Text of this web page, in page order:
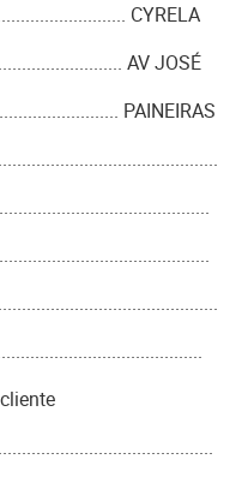
CYRELA
AV JOSÉ
PAINEIRAS